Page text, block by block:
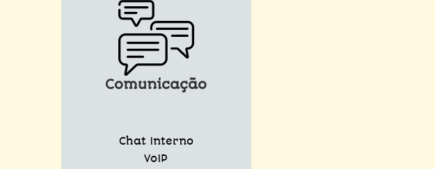
Comunicação
Chat Interno
VoIP